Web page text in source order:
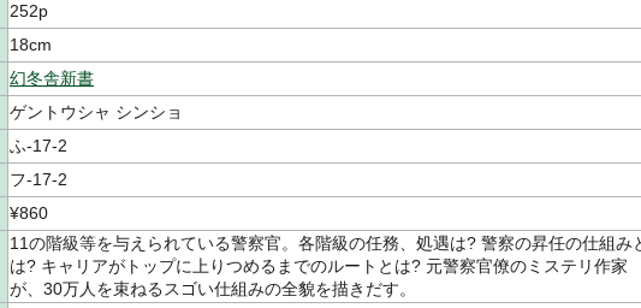
252p
18cm
幻冬舎新書
ゲントウシャ シンショ
ふ-17-2
フ-17-2
¥860
11の階級等を与えられている警察官。各階級の任務、処遇は? 警察の昇任の仕組み
は? キャリアがトップに上りつめるまでのルートとは? 元警察官僚のミステリ作家
が、30万人を束ねるスゴい仕組みの全貌を描きだす。